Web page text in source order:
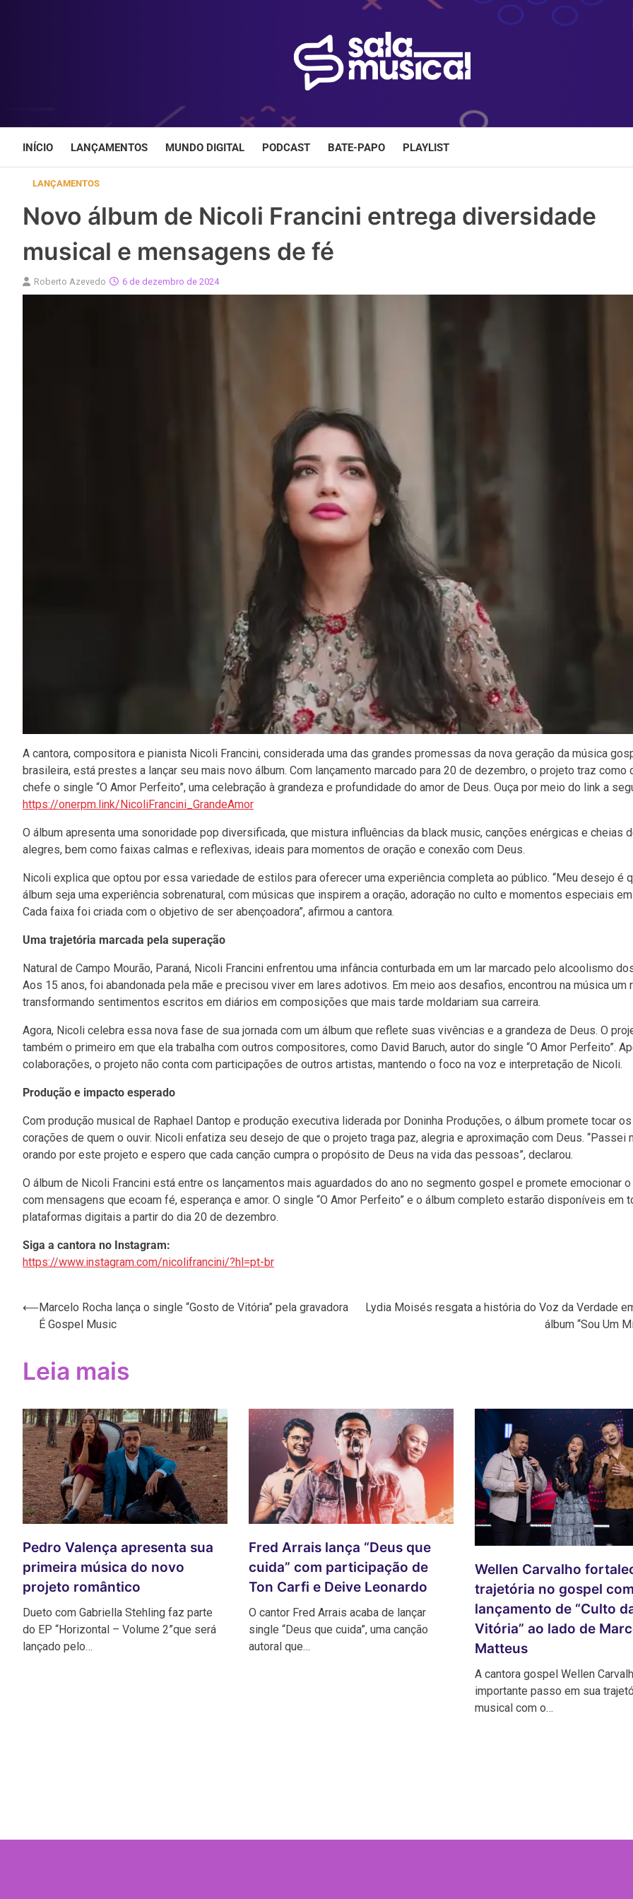
INÍCIO LANÇAMENTOS MUNDO DIGITAL PODCAST BATE-PAPO PLAYLIST
LANÇAMENTOS
Novo álbum de Nicoli Francini entrega diversidade
musical e mensagens de fé
Roberto Azevedo 6 de dezembro de 2024
A cantora, compositora e pianista Nicoli Francini, considerada uma das grandes promessas da nova geração da música
brasileira, está prestes a lançar seu mais novo álbum. Com lançamento marcado para 20 de dezembro, o projeto traz como
chefe o single “O Amor Perfeito”, uma celebração à grandeza e profundidade do amor de Deus. Ouça por meio do link a
https://onerpm.link/NicoliFrancini_GrandeAmor
O álbum apresenta uma sonoridade pop diversificada, que mistura influências da black music, canções enérgicas e cheias
alegres, bem como faixas calmas e reflexivas, ideais para momentos de oração e conexão com Deus.
Nicoli explica que optou por essa variedade de estilos para oferecer uma experiência completa ao público. “Meu desejo é
álbum seja uma experiência sobrenatural, com músicas que inspirem a oração, adoração no culto e momentos especiais
Cada faixa foi criada com o objetivo de ser abençoadora”, afirmou a cantora.
Uma trajetória marcada pela superação
Natural de Campo Mourão, Paraná, Nicoli Francini enfrentou uma infância conturbada em um lar marcado pelo alcoolismo
Aos 15 anos, foi abandonada pela mãe e precisou viver em lares adotivos. Em meio aos desafios, encontrou na música um
transformando sentimentos escritos em diários em composições que mais tarde moldariam sua carreira.
Agora, Nicoli celebra essa nova fase de sua jornada com um álbum que reflete suas vivências e a grandeza de Deus. O
também o primeiro em que ela trabalha com outros compositores, como David Baruch, autor do single “O Amor Perfeito”.
colaborações, o projeto não conta com participações de outros artistas, mantendo o foco na voz e interpretação de Nicoli.
Produção e impacto esperado
Com produção musical de Raphael Dantop e produção executiva liderada por Doninha Produções, o álbum promete tocar os
corações de quem o ouvir. Nicoli enfatiza seu desejo de que o projeto traga paz, alegria e aproximação com Deus. “Passei
orando por este projeto e espero que cada canção cumpra o propósito de Deus na vida das pessoas”, declarou.
O álbum de Nicoli Francini está entre os lançamentos mais aguardados do ano no segmento gospel e promete emocionar
com mensagens que ecoam fé, esperança e amor. O single “O Amor Perfeito” e o álbum completo estarão disponíveis em
plataformas digitais a partir do dia 20 de dezembro.
Siga a cantora no Instagram:
https://www.instagram.com/nicolifrancini/?hl=pt-br
Navegação
⟵Marcelo Rocha lança o single “Gosto de Vitória” pela gravadora
É Gospel Music
Lydia Moisés resgata a história do Voz da Verdade
álbum “Sou Um
Leia mais
Pedro Valença apresenta sua
primeira música do novo
projeto romântico
Dueto com Gabriella Stehling faz parte
do EP “Horizontal – Volume 2”que será
lançado pelo…
Fred Arrais lança “Deus que
cuida” com participação de
Ton Carfi e Deive Leonardo
O cantor Fred Arrais acaba de lançar
single “Deus que cuida”, uma canção
autoral que…
Wellen Carvalho
trajetória no gospel com
lançamento de “Culto
Vitória” ao lado de
Matteus
A cantora gospel Wellen
importante passo em sua
musical com o…